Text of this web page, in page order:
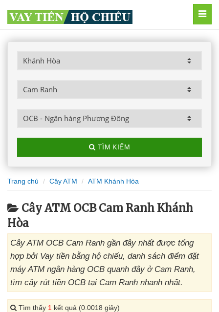
TÌM KIẾM
Trang chủ Cây ATM ATM Khánh Hòa
Cây ATM OCB Cam Ranh Khánh
Hòa
Cây ATM OCB Cam Ranh gần đây nhất được tổng
hợp bởi Vay tiền bằng hộ chiếu, danh sách điểm đặt
máy ATM ngân hàng OCB quanh đây ở Cam Ranh,
tìm cây rút tiền OCB tại Cam Ranh nhanh nhất.
Tìm thấy 1 kết quả (0.0018 giây)